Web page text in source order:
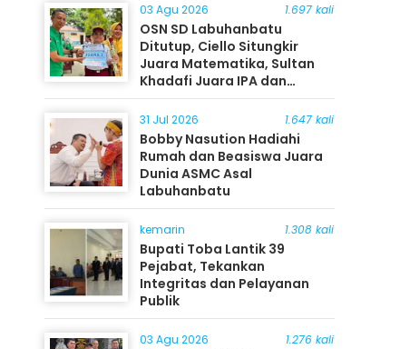
03 Agu 2026 1.697 kali
OSN SD Labuhanbatu
Ditutup, Ciello Situngkir
Juara Matematika, Sultan
Khadafi Juara IPA dan
Timothy Rangkuti Juara IPS
31 Jul 2026 1.647 kali
Bobby Nasution Hadiahi
Rumah dan Beasiswa Juara
Dunia ASMC Asal
Labuhanbatu
kemarin 1.308 kali
Bupati Toba Lantik 39
Pejabat, Tekankan
Integritas dan Pelayanan
Publik
03 Agu 2026 1.276 kali